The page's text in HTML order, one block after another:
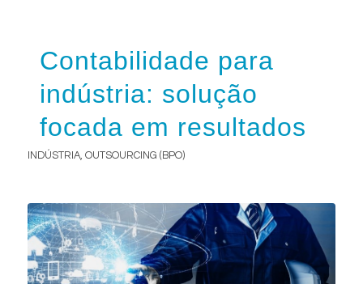
Contabilidade para
indústria: solução
focada em resultados
INDÚSTRIA, OUTSOURCING (BPO)